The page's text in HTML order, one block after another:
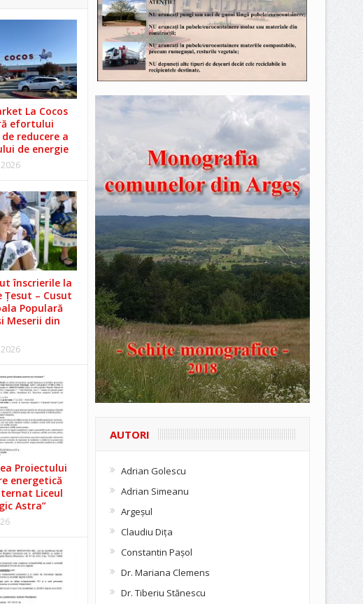
La Cocos
efortului
reducere a
de energie
înscrierile la
Țesut – Cusut
Populară
Meserii din
Proiectului
energetică
Liceul
Astra”
AUTORI
Adrian Golescu
Adrian Simeanu
Argeşul
Claudiu Diţa
Constantin Pașol
Dr. Mariana Clemens
Dr. Tiberiu Stănescu